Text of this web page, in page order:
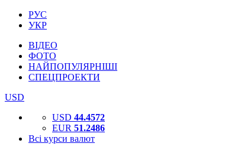
РУС
УКР
ВІДЕО
ФОТО
НАЙПОПУЛЯРНІШІ
СПЕЦПРОЕКТИ
USD
USD 44.4572
EUR 51.2486
Всі курси валют